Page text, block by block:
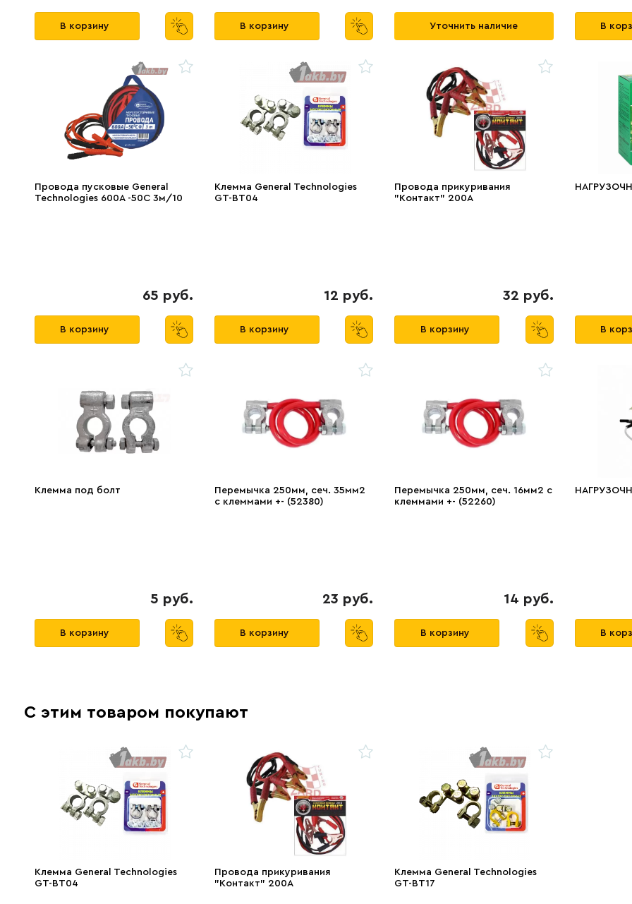
В корзину В корзину Уточнить наличие В
Провода пусковые General
Technologies 600A -50C 3м/10
65 руб.
В корзину
Клемма General Technologies
GT-BT04
12 руб.
В корзину
Провода прикуривания
"Контакт" 200А
32 руб.
В корзину В
Клемма под болт
5 руб.
В корзину
Перемычка 250мм, сеч. 35мм2
с клеммами +- (52380)
23 руб.
В корзину
Перемычка 250мм, сеч. 16мм2 с
клеммами +- (52260)
14 руб.
В корзину В
С этим товаром покупают
Клемма General Technologies
GT-BT04
Провода прикуривания
"Контакт" 200А
Клемма General Technologies
GT-BT17